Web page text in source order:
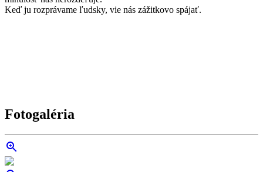
Keď ju rozprávame ľudsky, vie nás zážitkovo spájať.
Fotogaléria